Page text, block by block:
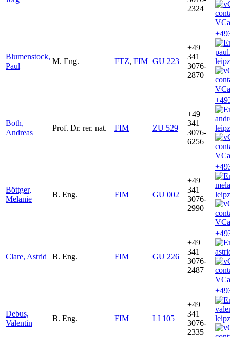
2324
Blumenstock,
Paul
M. Eng. FTZ, FIM GU 223
+49
341
3076-
2870
Both,
Andreas
Prof. Dr. rer. nat. FIM ZU 529
+49
341
3076-
6256
Böttger,
Melanie
B. Eng. FIM GU 002
+49
341
3076-
2990
Clare, Astrid B. Eng. FIM GU 226
+49
341
3076-
2487
Debus,
Valentin
B. Eng. FIM LI 105
+49
341
3076-
2335